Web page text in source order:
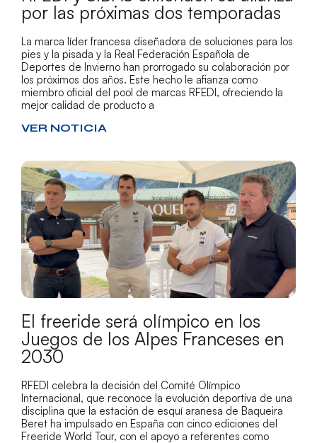
por las próximas dos temporadas
La marca líder francesa diseñadora de soluciones para los
pies y la pisada y la Real Federación Española de
Deportes de Invierno han prorrogado su colaboración por
los próximos dos años. Este hecho le afianza como
miembro oficial del pool de marcas RFEDI, ofreciendo la
mejor calidad de producto a
VER NOTICIA
El freeride será olímpico en los
Juegos de los Alpes Franceses en
2030
RFEDI celebra la decisión del Comité Olímpico
Internacional, que reconoce la evolución deportiva de una
disciplina que la estación de esquí aranesa de Baqueira
Beret ha impulsado en España con cinco ediciones del
Freeride World Tour, con el apoyo a referentes como